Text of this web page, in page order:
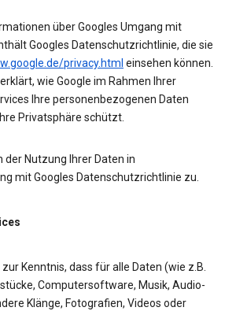
über Googles Umgang mit
Googles Datenschutzrichtlinie, die sie
privacy.html einsehen können.
wie Google im Rahmen Ihrer
Ihre personenbezogenen Daten
Privatsphäre schützt.
der Nutzung Ihrer Daten in
mit Googles Datenschutzrichtlinie zu.
Kenntnis, dass für alle Daten (wie z.B.
Computersoftware, Musik, Audio-
Klänge, Fotografien, Videos oder